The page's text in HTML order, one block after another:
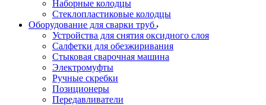
Наборные колодцы
Стеклопластиковые колодцы
Оборудование для сварки труб
Устройства для снятия оксидного слоя
Салфетки для обезжиривания
Стыковая сварочная машина
Электромуфты
Ручные скребки
Позиционеры
Передавливатели